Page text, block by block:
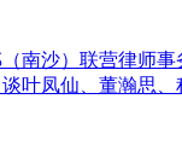
南沙）联营律师
凤仙、董瀚思